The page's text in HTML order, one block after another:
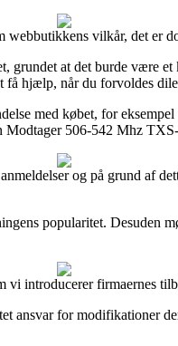
webbutikkens vilkår, det er
at det burde være
få hjælp, når du forvoldes
med købet, for
506-542 Mhz
og på grund af
popularitet. Desuden
introducerer firmaernes
for modifikationer